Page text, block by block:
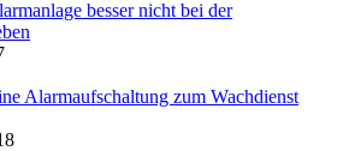
besser nicht bei der
Alarmaufschaltung zum Wachdienst